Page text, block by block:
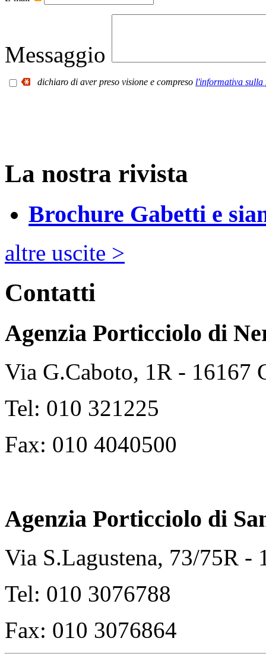
Messaggio
dichiaro di aver preso visione e compreso l'informativa sulla
La nostra rivista
Brochure Gabetti e
altre uscite >
Contatti
Agenzia Porticciolo di
Via G.Caboto, 1R - 16167
Tel: 010 321225
Fax: 010 4040500
Agenzia Porticciolo di
Via S.Lagustena, 73/75R -
Tel: 010 3076788
Fax: 010 3076864